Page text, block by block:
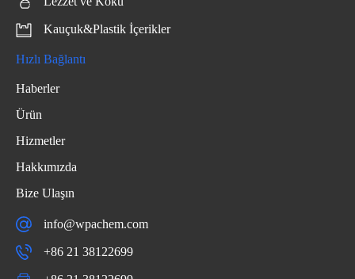
Kauçuk&Plastik İçerikler
Hızlı Bağlantı
Haberler
Ürün
Hizmetler
Hakkımızda
Bize Ulaşın
info@wpachem.com
+86 21 38122699